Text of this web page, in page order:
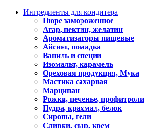
Ингредиенты для кондитера
Пюре замороженное
Агар, пектин, желатин
Ароматизаторы пищевые
Айсинг, помадка
Ваниль и специи
Изомальт, карамель
Ореховая продукция, Мука
Мастика сахарная
Марципан
Рожки, печенье, профитроли
Пудра, крахмал, белок
Сиропы, гели
Сливки, сыр, крем